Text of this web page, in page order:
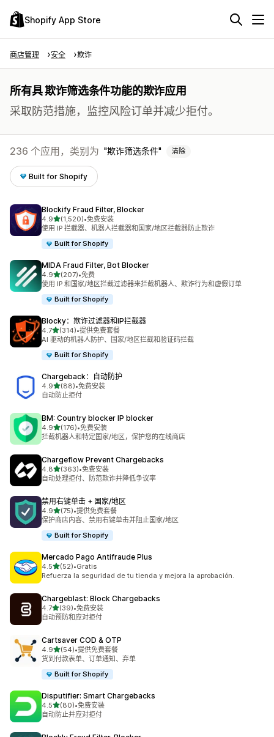
Shopify App Store
商店管理 安全 欺诈
所有具 欺诈筛选条件功能的欺诈应用
采取防范措施，监控风险订单并减少拒付。
236 个应用，类别为 欺诈筛选条件 清除
Built for Shopify
Blockify Fraud Filter, Blocker
4.9星（满分 5 星）
(1,520)
总共 1520 条评论
•免费安装
使用 IP 拦截器、机器人拦截器和国家/地区拦截器防止欺诈
Built for Shopify
MIDA Fraud Filter, Bot Blocker
4.9星（满分 5 星）
(207)
总共 207 条评论
•免费
使用 IP 和国家/地区拦截过滤器来拦截机器人、欺诈行为和虚假订单
Built for Shopify
Blocky：欺诈过滤器和IP拦截器
4.7星（满分 5 星）
(314)
总共 314 条评论
•提供免费套餐
AI 驱动的机器人防护、国家/地区拦截和验证码拦截
Built for Shopify
Chargeback：自动防护
4.9星（满分 5 星）
(88)
总共 88 条评论
•免费安装
自动防止拒付
BM: Country blocker IP blocker
4.9星（满分 5 星）
(176)
总共 176 条评论
•免费安装
拦截机器人和特定国家/地区，保护您的在线商店
Chargeflow Prevent Chargebacks
4.8星（满分 5 星）
(363)
总共 363 条评论
•免费安装
自动处理拒付、防范欺诈并降低争议率
禁用右键单击 + 国家/地区
4.9星（满分 5 星）
(75)
总共 75 条评论
•提供免费套餐
保护商店内容、禁用右键单击并阻止国家/地区
Built for Shopify
Mercado Pago Antifraude Plus
4.5星（满分 5 星）
(52)
总共 52 条评论
•Gratis
Refuerza la seguridad de tu tienda y mejora la aprobación.
Chargeblast: Block Chargebacks
4.7星（满分 5 星）
(39)
总共 39 条评论
•免费安装
自动预防和应对拒付
Cartsaver COD & OTP
4.9星（满分 5 星）
(54)
总共 54 条评论
•提供免费套餐
货到付款表单、订单通知、弃单
Built for Shopify
Disputifier: Smart Chargebacks
4.5星（满分 5 星）
(80)
总共 80 条评论
•免费安装
自动防止并应对拒付